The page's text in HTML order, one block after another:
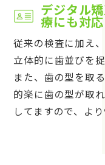
デジタル
療にも対応
従来の検査に加え
立体的に歯並びを
また、歯の型を取
的楽に歯の型が取
してますので、よ